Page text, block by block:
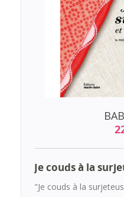
Je couds à la
"Je couds à la